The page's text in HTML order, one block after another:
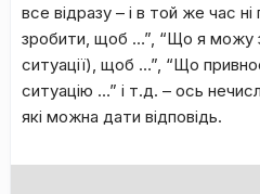
все відразу – і в той же час
зробити, щоб …”, “Що я можу
ситуації), щоб …”, “Що
ситуацію …” і т.д. – ось
які можна дати відповідь.